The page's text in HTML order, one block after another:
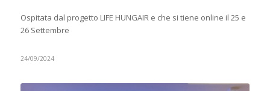
Ospitata dal progetto LIFE HUNGAIR e che si tiene online il 25 e
26 Settembre
24/09/2024